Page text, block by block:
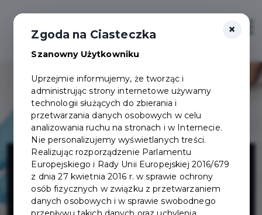
Mobilny
Gabinet
×
Zgoda na Ciasteczka
Szanowny Użytkowniku
Uprzejmie informujemy, że tworząc i
administrując strony internetowe używamy
technologii służących do zbierania i
przetwarzania danych osobowych w celu
analizowania ruchu na stronach i w Internecie.
Nie personalizujemy wyświetlanych treści.
Realizując rozporządzenie Parlamentu
Europejskiego i Rady Unii Europejskiej 2016/679
z dnia 27 kwietnia 2016 r. w sprawie ochrony
osób fizycznych w związku z przetwarzaniem
danych osobowych i w sprawie swobodnego